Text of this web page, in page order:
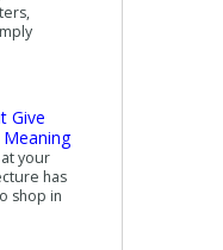
Give
Meaning
your
has
shop in